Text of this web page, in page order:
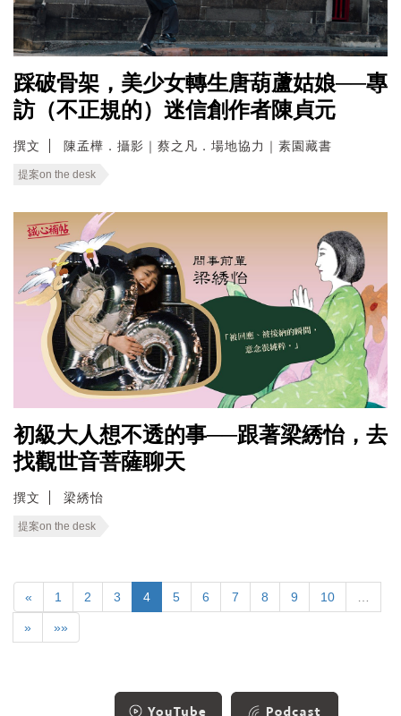
踩破骨架，美少女轉生唐葫蘆姑娘──專
訪（不正規的）迷信創作者陳貞元
撰文 陳孟樺．攝影｜蔡之凡．場地協力｜素園藏書
提案on the desk
初級大人想不透的事──跟著梁綉怡，去
找觀世音菩薩聊天
撰文 梁綉怡
提案on the desk
« 1 2 3 4 5 6 7 8 9 10
» »»